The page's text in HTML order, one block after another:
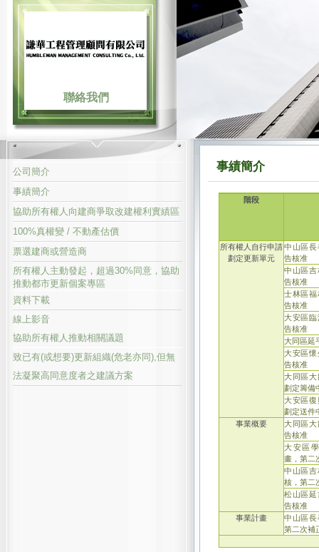
聯絡我們
公司簡介
事績簡介
協助所有權人向建商爭取改建權利實績區
100%真權變 / 不動產估價
票選建商或營造商
所有權人主動發起，超過30%同意，協助
推動都市更新個案專區
資料下載
線上影音
協助所有權人推動相關議題
致已有(或想要)更新組織(危老亦同),但無
法凝聚高同意度者之建議方案
事績簡介
階段
所有權人自行申請
劃定更新單元
中山區
告核准
中山區
告核准
士林區
告核准
大安區
告核准
大同區延
大安區
告核准
大同區
劃定籌備
大安區
劃定送件
事業概要
大同區
告核准
大安區
畫，第二
中山區
核，第二
松山區
告核准
事業計畫
中山區
第二次補